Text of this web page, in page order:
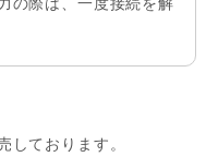
ております。